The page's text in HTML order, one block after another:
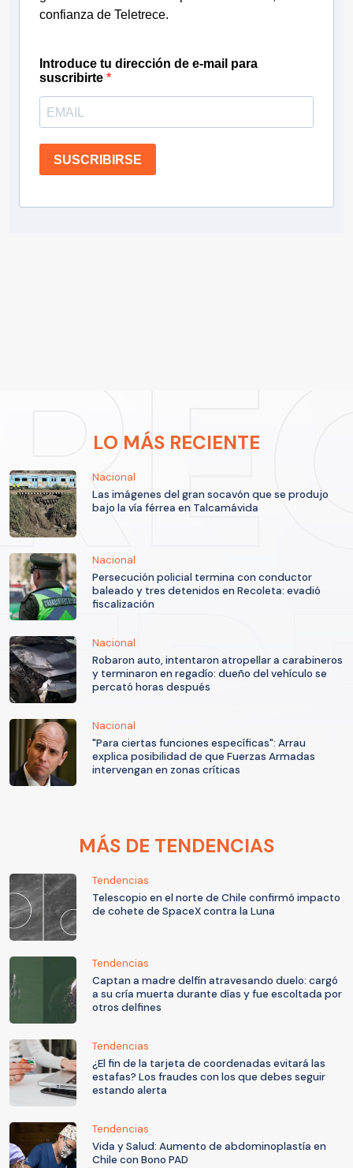
confianza de Teletrece.
Introduce tu dirección de e-mail para
suscribirte
SUSCRIBIRSE
LO MÁS RECIENTE
Nacional
Las imágenes del gran socavón que se produjo
bajo la vía férrea en Talcamávida
Nacional
Persecución policial termina con conductor
baleado y tres detenidos en Recoleta: evadió
fiscalización
Nacional
Robaron auto, intentaron atropellar a carabineros
y terminaron en regadío: dueño del vehículo se
percató horas después
Nacional
"Para ciertas funciones específicas": Arrau
explica posibilidad de que Fuerzas Armadas
intervengan en zonas críticas
MÁS DE TENDENCIAS
Tendencias
Telescopio en el norte de Chile confirmó impacto
de cohete de SpaceX contra la Luna
Tendencias
Captan a madre delfín atravesando duelo: cargó
a su cría muerta durante días y fue escoltada por
otros delfines
Tendencias
¿El fin de la tarjeta de coordenadas evitará las
estafas? Los fraudes con los que debes seguir
estando alerta
Tendencias
Vida y Salud: Aumento de abdominoplastía en
Chile con Bono PAD